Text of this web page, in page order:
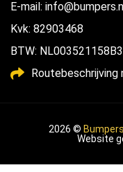
E-mail:
Kvk: 82903468
BTW:
Routebeschrijving
2026 ©
Website